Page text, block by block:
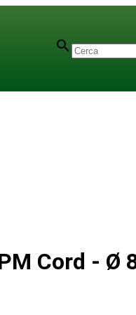
Cord - Ø